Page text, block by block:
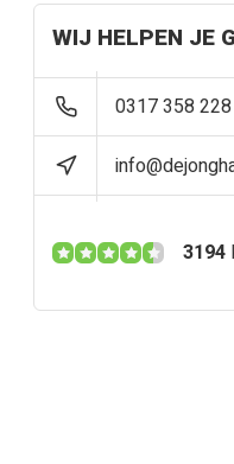
WIJ HELPEN JE
0317 358 228
3194